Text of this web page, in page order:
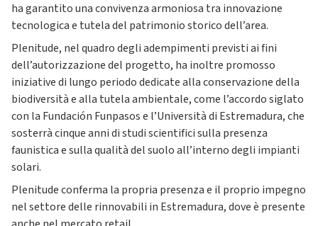
ha garantito una convivenza armoniosa tra innovazione
tecnologica e tutela del patrimonio storico dell’area.
Plenitude, nel quadro degli adempimenti previsti ai fini
dell’autorizzazione del progetto, ha inoltre promosso
iniziative di lungo periodo dedicate alla conservazione della
biodiversità e alla tutela ambientale, come l’accordo siglato
con la Fundación Funpasos e l’Università di Estremadura, che
sosterrà cinque anni di studi scientifici sulla presenza
faunistica e sulla qualità del suolo all’interno degli impianti
solari.
Plenitude conferma la propria presenza e il proprio impegno
nel settore delle rinnovabili in Estremadura, dove è presente